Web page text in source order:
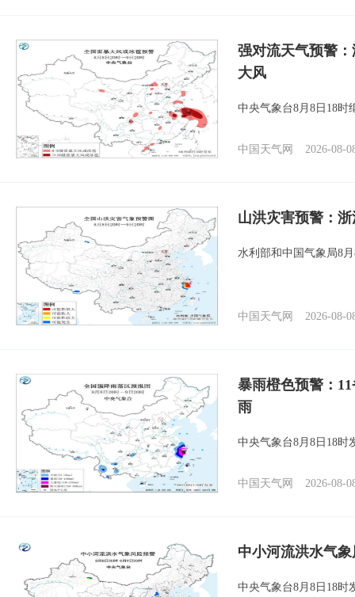
强对流天气预警
大风
中央气象台8月8日18时
中国天气网 2026-08-
山洪灾害预警：
水利部和中国气象局8
中国天气网 2026-08-
暴雨橙色预警：
雨
中央气象台8月8日18时
中国天气网 2026-08-
中小河流洪水气
中央气象台8月8日18时